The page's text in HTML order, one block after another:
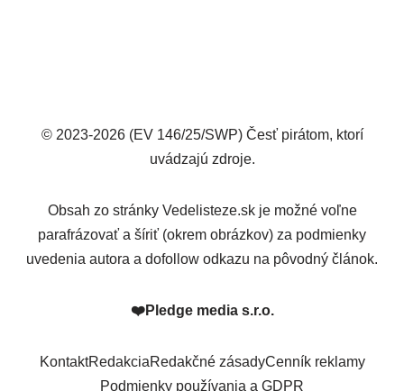
© 2023-2026 (EV 146/25/SWP) Česť pirátom, ktorí
uvádzajú zdroje.
Obsah zo stránky Vedelisteze.sk je možné voľne
parafrázovať a šíriť (okrem obrázkov) za podmienky
uvedenia autora a dofollow odkazu na pôvodný článok.
❤️Pledge media s.r.o.
KontaktRedakciaRedakčné zásadyCenník reklamy
Podmienky používania a GDPR